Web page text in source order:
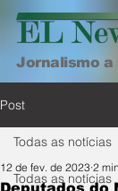
Jornalismo a
Post
Todas as notícias
Todas as notícias
Deputados do
12 de fev. de 2023 2